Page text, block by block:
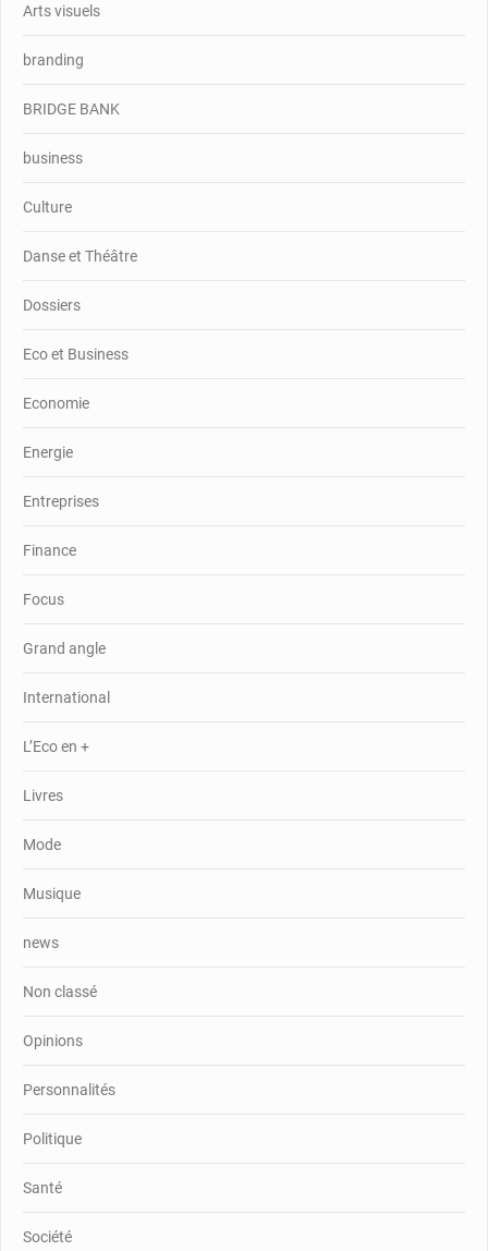
Arts visuels
branding
BRIDGE BANK
business
Culture
Danse et Théâtre
Dossiers
Eco et Business
Economie
Energie
Entreprises
Finance
Focus
Grand angle
International
L’Eco en +
Livres
Mode
Musique
news
Non classé
Opinions
Personnalités
Politique
Santé
Société